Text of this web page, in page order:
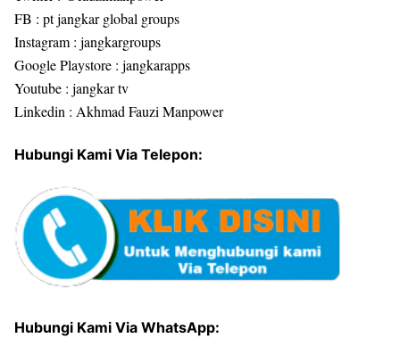
FB : pt jangkar global groups
Instagram : jangkargroups
Google Playstore : jangkarapps
Youtube : jangkar tv
Linkedin : Akhmad Fauzi Manpower
Hubungi Kami Via Telepon:
Hubungi Kami Via WhatsApp: